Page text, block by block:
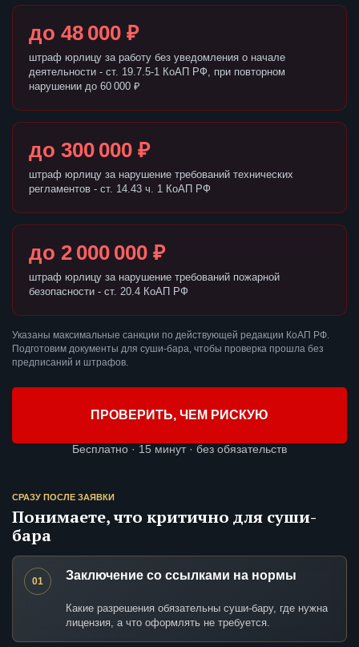
до 48 000 ₽
штраф юрлицу за работу без уведомления о начале
деятельности - ст. 19.7.5-1 КоАП РФ, при повторном
нарушении до 60 000 ₽
до 300 000 ₽
штраф юрлицу за нарушение требований технических
регламентов - ст. 14.43 ч. 1 КоАП РФ
до 2 000 000 ₽
штраф юрлицу за нарушение требований пожарной
безопасности - ст. 20.4 КоАП РФ
Указаны максимальные санкции по действующей редакции КоАП РФ.
Подготовим документы для суши-бара, чтобы проверка прошла без
предписаний и штрафов.
ПРОВЕРИТЬ, ЧЕМ РИСКУЮ
Бесплатно · 15 минут · без обязательств
СРАЗУ ПОСЛЕ ЗАЯВКИ
Понимаете, что критично для суши-
бара
01 Заключение со ссылками на нормы
Какие разрешения обязательны суши-бару, где нужна
лицензия, а что оформлять не требуется.